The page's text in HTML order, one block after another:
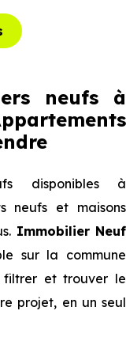
neufs à
disponibles à
neufs et maisons
Immobilier Neuf
sur la commune
filtrer et trouver le
projet, en un seul